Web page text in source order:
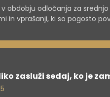
obdobju odločanja za
in vprašanji, ki so pogosto
ki jih običajno obremenjujejo.
zasluži sedaj, ko je